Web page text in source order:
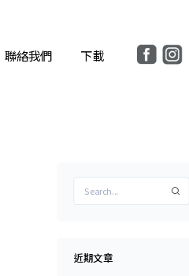
聯絡我們 下載
近期文章